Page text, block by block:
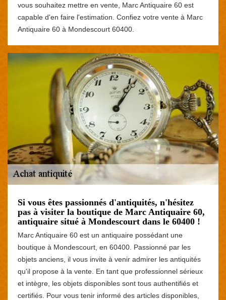
vous souhaitez mettre en vente, Marc Antiquaire 60 est
capable d'en faire l'estimation. Confiez votre vente à Marc
Antiquaire 60 à Mondescourt 60400.
Si vous êtes passionnés d'antiquités, n'hésitez
pas à visiter la boutique de Marc Antiquaire 60,
antiquaire situé à Mondescourt dans le 60400 !
Marc Antiquaire 60 est un antiquaire possédant une
boutique à Mondescourt, en 60400. Passionné par les
objets anciens, il vous invite à venir admirer les antiquités
qu'il propose à la vente. En tant que professionnel sérieux
et intègre, les objets disponibles sont tous authentifiés et
certifiés. Pour vous tenir informé des articles disponibles,